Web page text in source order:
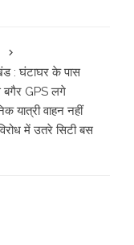
: घंटाघर के पास
GPS लगे
यात्री वाहन नहीं
में उतरे सिटी बस